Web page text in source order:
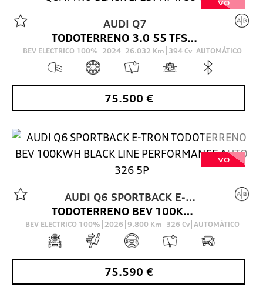
VO
AUDI Q7
TODOTERRENO 3.0 55 TFSI E QUATTRO BLACK L. ED. TIPT. 394 5P
BEV ELECTRICO 100% 2024 26.032 Km 394 Cv AUTOMÁTICO
75.500 €
VO
AUDI Q6 SPORTBACK E-
TRON
TODOTERRENO BEV 100KWH BLACK LINE PERFORMANCE AUTO 326 5P
BEV ELECTRICO 100% 2026 9.800 Km 326 Cv AUTOMÁTICO
75.590 €